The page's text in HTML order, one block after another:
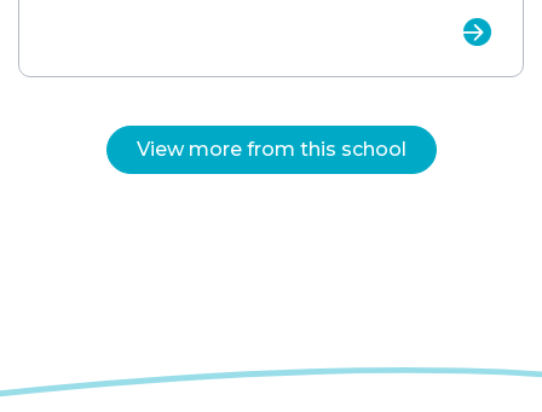
View more from this school